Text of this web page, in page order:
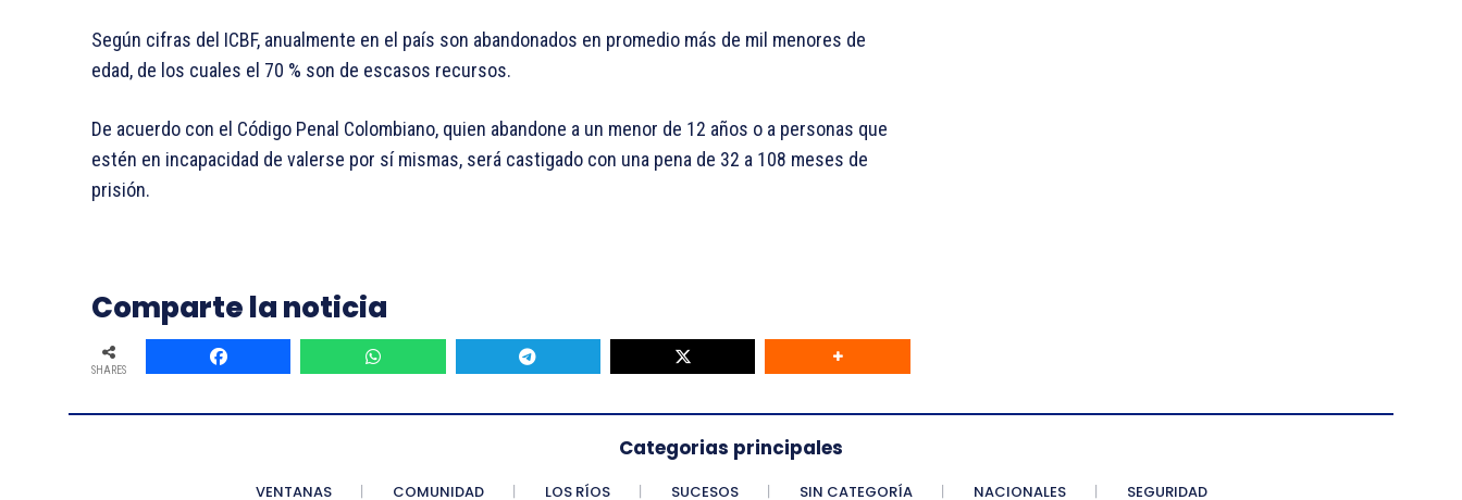
Según cifras del ICBF, anualmente en el país son abandonados en promedio más de mil menores de
edad, de los cuales el 70 % son de escasos recursos.
De acuerdo con el Código Penal Colombiano, quien abandone a un menor de 12 años o a personas que
estén en incapacidad de valerse por sí mismas, será castigado con una pena de 32 a 108 meses de
prisión.
Comparte la noticia
SHARES
Categorias principales
VENTANAS COMUNIDAD LOS RÍOS SUCESOS SIN CATEGORÍA NACIONALES SEGURIDAD